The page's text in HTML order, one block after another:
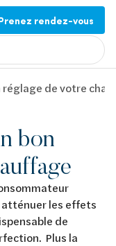
rendez-vous
réglage de votre
bon
atténuer les effets
de
Plus la